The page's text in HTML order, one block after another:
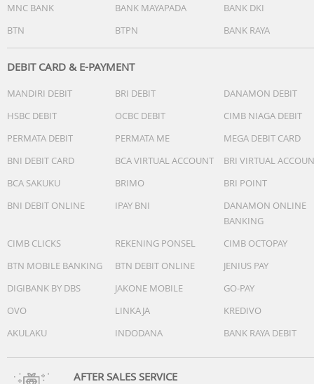
MNC BANK
BANK MAYAPADA
BANK DKI
BTN
BTPN BANK RAYA
DEBIT CARD & E-PAYMENT
MANDIRI DEBIT BRI DEBIT
DANAMON DEBIT
HSBC DEBIT
OCBC DEBIT
CIMB NIAGA DEBIT
PERMATA DEBIT
PERMATA ME
MEGA DEBIT CARD
BNI DEBIT CARD
BCA VIRTUAL ACCOUNT
BRI VIRTUAL
BCA SAKUKU
BRIMO
BRI POINT
BNI DEBIT ONLINE
IPAY BNI
DANAMON ONLINE
BANKING
CIMB CLICKS
REKENING PONSEL
CIMB OCTOPAY
BTN MOBILE BANKING
BTN DEBIT ONLINE
JENIUS PAY
DIGIBANK BY DBS
JAKONE MOBILE
GO-PAY
OVO
LINKAJA
KREDIVO
AKULAKU
INDODANA BANK RAYA DEBIT
AFTER SALES SERVICE